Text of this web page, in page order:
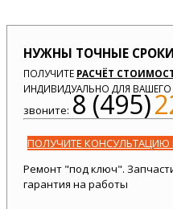
НУЖНЫ ТОЧНЫЕ
ПОЛУЧИТЕ РАСЧЁТ
ИНДИВИДУАЛЬНО ДЛЯ
звоните: 8 (495)
ПОЛУЧИТЕ КОНСУЛЬТАЦИЮ
Ремонт "под ключ".
гарантия на работы